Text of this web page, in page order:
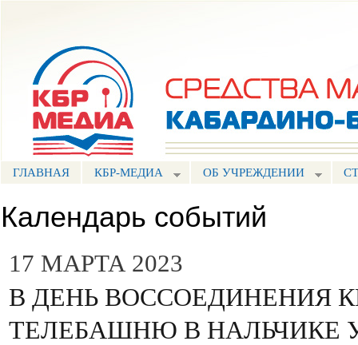
ГЛАВНАЯ КБР-МЕДИА ОБ УЧРЕЖДЕНИИ
Календарь событий
17 МАРТА 2023
В ДЕНЬ ВОССОЕДИНЕНИЯ
ТЕЛЕБАШНЮ В НАЛЬЧИКЕ